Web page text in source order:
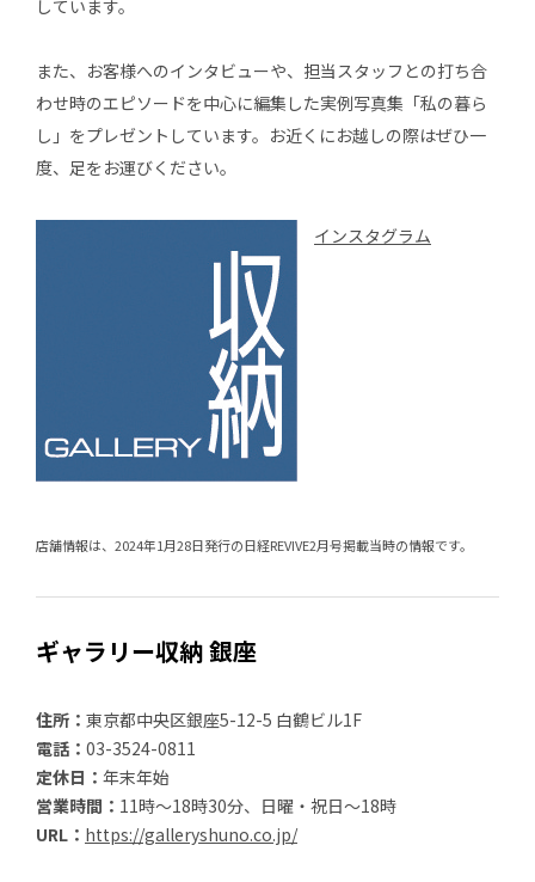
しています。
また、お客様へのインタビューや、担当スタッフとの打ち合
わせ時のエピソードを中心に編集した実例写真集「私の暮ら
し」をプレゼントしています。お近くにお越しの際はぜひ一
度、足をお運びください。
インスタグラム
店舗情報は、2024年1月28日発行の日経REVIVE2月号掲載当時の情報です。
ギャラリー収納 銀座
住所： 東京都中央区銀座5-12-5 白鶴ビル1F
電話： 03-3524-0811
定休日： 年末年始
営業時間： 11時～18時30分、日曜・祝日～18時
URL： https://galleryshuno.co.jp/